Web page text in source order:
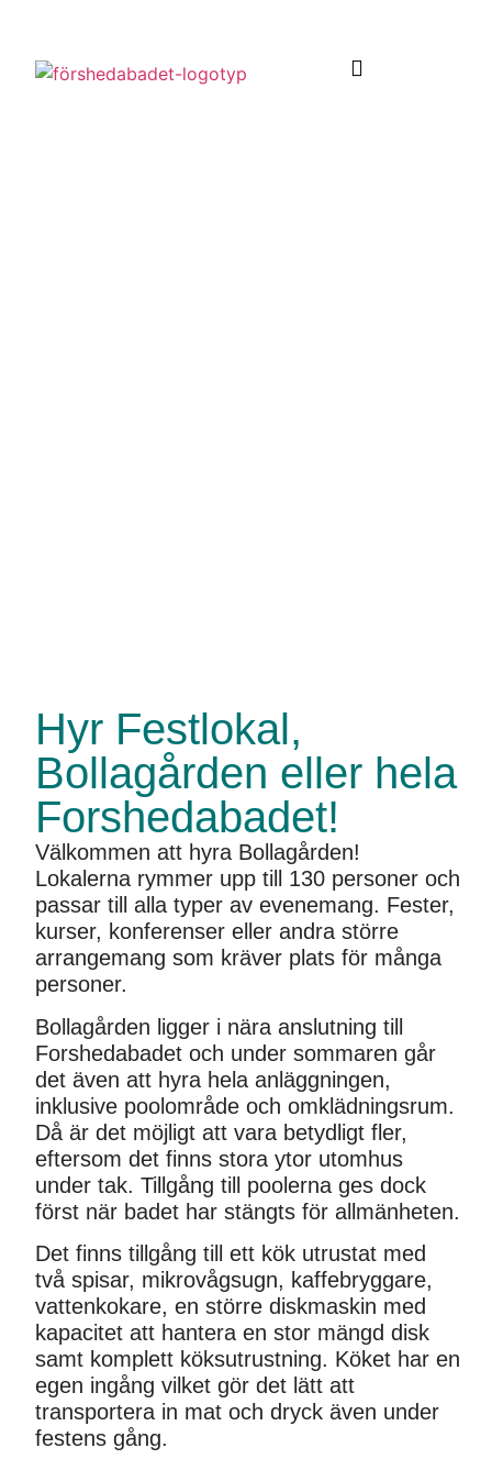
Hyr Festlokal,
Bollagården eller hela
Forshedabadet!
Välkommen att hyra Bollagården!
Lokalerna rymmer upp till 130 personer och
passar till alla typer av evenemang. Fester,
kurser, konferenser eller andra större
arrangemang som kräver plats för många
personer.
Bollagården ligger i nära anslutning till
Forshedabadet och under sommaren går
det även att hyra hela anläggningen,
inklusive poolområde och omklädningsrum.
Då är det möjligt att vara betydligt fler,
eftersom det finns stora ytor utomhus
under tak. Tillgång till poolerna ges dock
först när badet har stängts för allmänheten.
Det finns tillgång till ett kök utrustat med
två spisar, mikrovågsugn, kaffebryggare,
vattenkokare, en större diskmaskin med
kapacitet att hantera en stor mängd disk
samt komplett köksutrustning. Köket har en
egen ingång vilket gör det lätt att
transportera in mat och dryck även under
festens gång.